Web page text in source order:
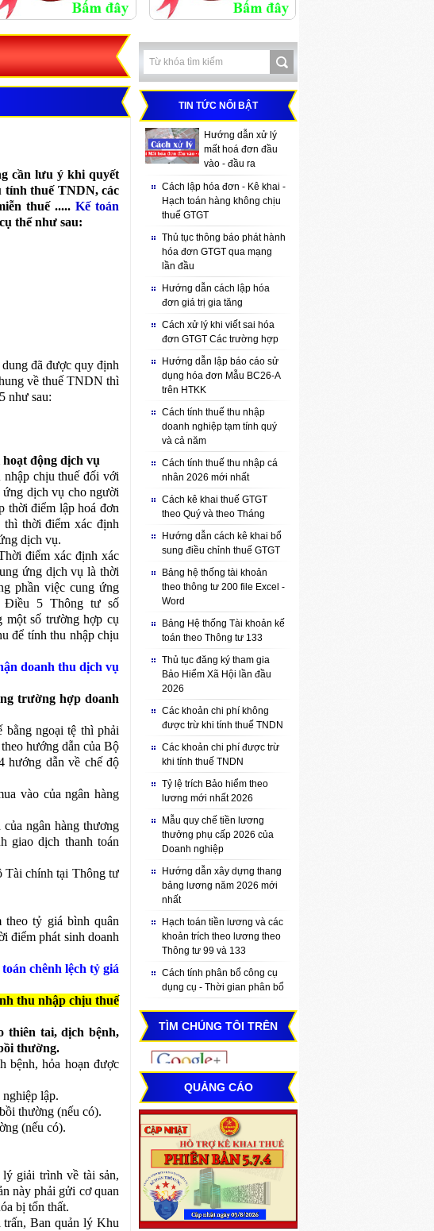
cần lưu ý khi quyết
tính thuế TNDN, các
thuế ..... Kế toán
thể như sau:
đã được quy định
về thuế TNDN thì
như sau:
động dịch vụ
chịu thuế đối với
ứng dịch vụ cho người
thời điểm lập hoá đơn
thời điểm xác định
dịch vụ.
điểm xác định xác
ứng dịch vụ là thời
phần việc cung ứng
Điều 5 Thông tư số
một số trường hợp cụ
để tính thu nhập chịu
doanh thu dịch vụ
trường hợp doanh
ngoại tệ thì phải
hướng dẫn của Bộ
hướng dẫn về chế độ
vào của ngân hàng
ngân hàng thương
giao dịch thanh toán
Tài chính tại Thông tư
tỷ giá bình quân
điểm phát sinh doanh
chênh lệch tỷ giá
thu nhập chịu thuế
thiên tai, dịch bệnh,
thường.
bệnh, hỏa hoạn được
lập.
thường (nếu có).
(nếu có).
giải trình về tài sản,
này phải gửi cơ quan
bị tổn thất.
trấn, Ban quản lý Khu
TIN TỨC NỔI BẬT
Hướng dẫn xử lý
mất hoá đơn đầu
vào - đầu ra
Cách lập hóa đơn - Kê khai -
Hạch toán hàng không chịu
thuế GTGT
Thủ tục thông báo phát hành
hóa đơn GTGT qua mạng
lần đầu
Hướng dẫn cách lập hóa
đơn giá trị gia tăng
Cách xử lý khi viết sai hóa
đơn GTGT Các trường hợp
Hướng dẫn lập báo cáo sử
dụng hóa đơn Mẫu BC26-A
trên HTKK
Cách tính thuế thu nhập
doanh nghiệp tạm tính quý
và cả năm
Cách tính thuế thu nhập cá
nhân 2026 mới nhất
Cách kê khai thuế GTGT
theo Quý và theo Tháng
Hướng dẫn cách kê khai bổ
sung điều chỉnh thuế GTGT
Bảng hệ thống tài khoản
theo thông tư 200 file Excel -
Word
Bảng Hệ thống Tài khoản kế
toán theo Thông tư 133
Thủ tục đăng ký tham gia
Bảo Hiểm Xã Hội lần đầu
2026
Các khoản chi phí không
được trừ khi tính thuế TNDN
Các khoản chi phí được trừ
khi tính thuế TNDN
Tỷ lệ trích Bảo hiểm theo
lương mới nhất 2026
Mẫu quy chế tiền lương
thưởng phụ cấp 2026 của
Doanh nghiệp
Hướng dẫn xây dựng thang
bảng lương năm 2026 mới
nhất
Hạch toán tiền lương và các
khoản trích theo lương theo
Thông tư 99 và 133
Cách tính phân bổ công cụ
dụng cụ - Thời gian phân bổ
TÌM CHÚNG TÔI TRÊN
QUẢNG CÁO